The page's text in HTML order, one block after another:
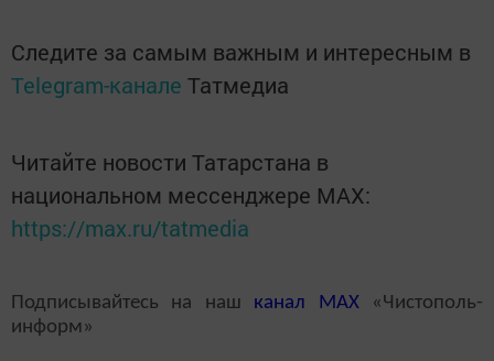
Следите за самым важным и интересным в
Telegram-канале Татмедиа
Читайте новости Татарстана в
национальном мессенджере MАХ:
https://max.ru/tatmedia
Подписывайтесь на наш канал MAX«Чистополь-
информ»